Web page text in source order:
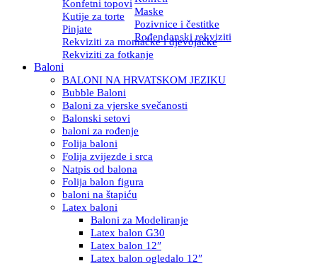
Konfetni topovi
Kutije za torte
Maske
Pinjate
Pozivnice i čestitke
Rekviziti za momačke i djevojačke
Rođendanski rekviziti
Rekviziti za fotkanje
Baloni
BALONI NA HRVATSKOM JEZIKU
Bubble Baloni
Baloni za vjerske svečanosti
Balonski setovi
baloni za rođenje
Folija baloni
Folija zvijezde i srca
Natpis od balona
Folija balon figura
baloni na štapiću
Latex baloni
Baloni za Modeliranje
Latex balon G30
Latex balon 12″
Latex balon ogledalo 12″